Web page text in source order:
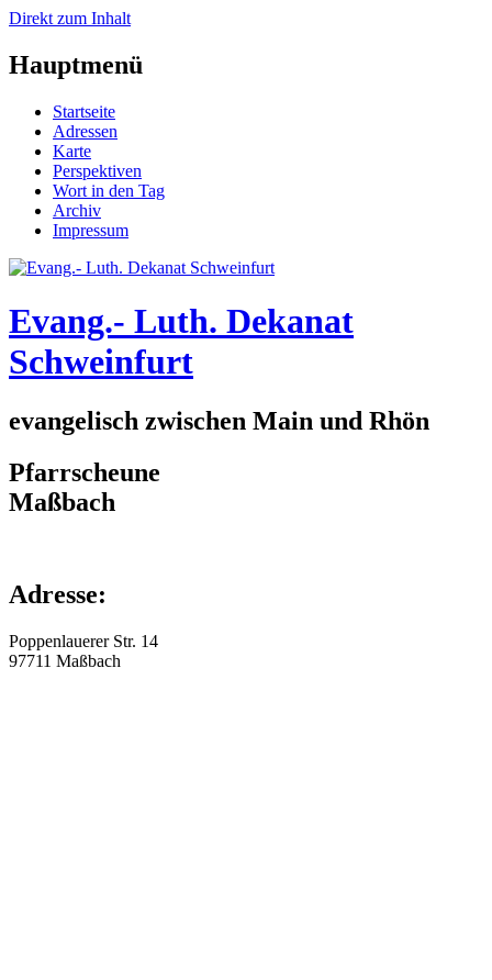
Direkt zum Inhalt
Hauptmenü
Startseite
Adressen
Karte
Perspektiven
Wort in den Tag
Archiv
Impressum
Evang.- Luth. Dekanat
Schweinfurt
evangelisch zwischen Main und Rhön
Pfarrscheune
Maßbach
Adresse:
Poppenlauerer Str. 14
97711 Maßbach